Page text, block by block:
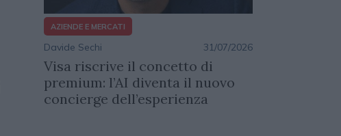
AZIENDE E MERCATI
Davide Sechi 31/07/2026
Visa riscrive il concetto di
premium: l’AI diventa il nuovo
concierge dell’esperienza